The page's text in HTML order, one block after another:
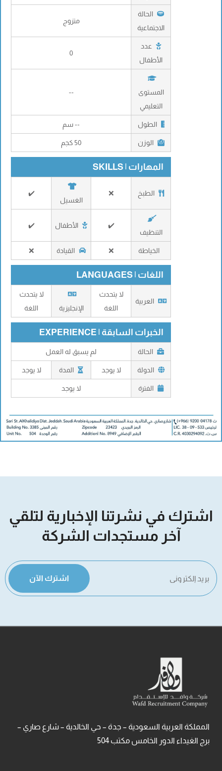
الحالة
الاجتماعية
متزوج
عدد
الأطفال
0
المستوى
التعليمي
--
الطول -- سم
الوزن 50 كجم
المهارات | SKILLS
الطبخ
❌
الغسيل
✔️
التنظيف
✔️ الأطفال ✔️
الخياطة ❌ القيادة ❌
اللغات | LANGUAGES
العربية
لا يتحدث
اللغة
الإنجليزية
لا يتحدث
اللغة
الخبرات السابقة | EXPERIENCE
الحالة لم يسبق له العمل
الدولة لا يوجد المدة لا يوجد
الفترة لا يوجد
اشترك في نشرتنا الإخبارية لتلقي
آخر مستجدات الشركة
اشترك الآن
المملكة العربية السعودية – جدة – حي الخالدية – شارع صاري –
برج الغيداء الدور الخامس مكتب 504